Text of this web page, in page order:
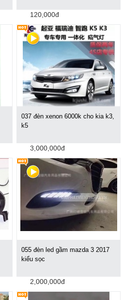
120,000đ
037 đèn xenon 6000k cho kia k3,
k5
3,000,000đ
055 đèn led gầm mazda 3 2017
kiểu sọc
2,000,000đ